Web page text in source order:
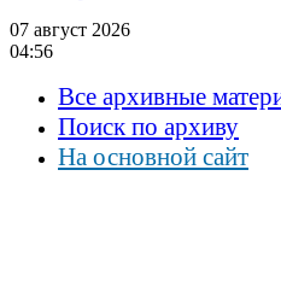
07 август 2026
04:56
Все архивные
Поиск по архиву
На основной сайт